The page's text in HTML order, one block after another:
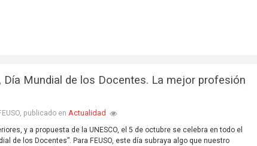
Día Mundial de los Docentes. La mejor profesión
publicado enActualidad
y a propuesta de la UNESCO, el 5 de octubre se celebra en todo el
de los Docentes”. Para FEUSO, este día subraya algo que nuestro